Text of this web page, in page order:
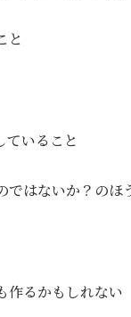
と
ていること
はないか？のほ
作るかもしれない